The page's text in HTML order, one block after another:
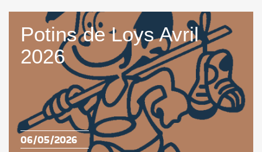
Potins de Loys Avril
2026
06/05/2026